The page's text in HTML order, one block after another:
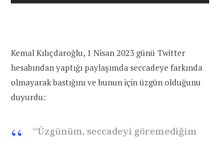
Kemal Kılıçdaroğlu, 1 Nisan 2023 günü Twitter
hesabından yaptığı paylaşımda seccadeye farkında
olmayarak bastığını ve bunun için üzgün olduğunu
duyurdu:
“Üzgünüm, seccadeyi göremediğim